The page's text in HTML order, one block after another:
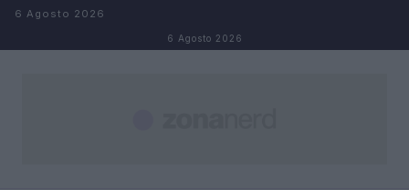
Salta al contenuto
6 Agosto 2026
6 Agosto 2026